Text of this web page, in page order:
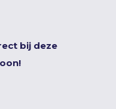
bij deze